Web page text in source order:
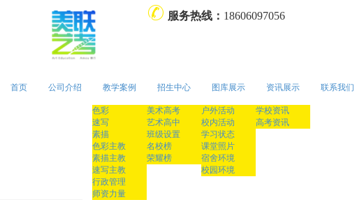
服务热线： 18606097056
首页 公司介绍 教学案例
色彩
速写
素描
色彩主教
素描主教
速写主教
行政管理
师资力量
招生中心
美术高考
艺术高中
班级设置
名校榜
荣耀榜
图库展示
户外活动
校内活动
学习状态
课堂照片
宿舍环境
校园环境
资讯展示
学校资讯
高考资讯
联系我们